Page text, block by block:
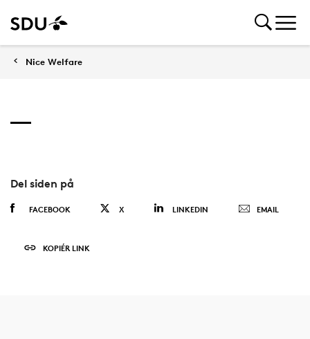
Nice Welfare
Del siden på
FACEBOOK X LINKEDIN EMAIL
KOPIÉR LINK